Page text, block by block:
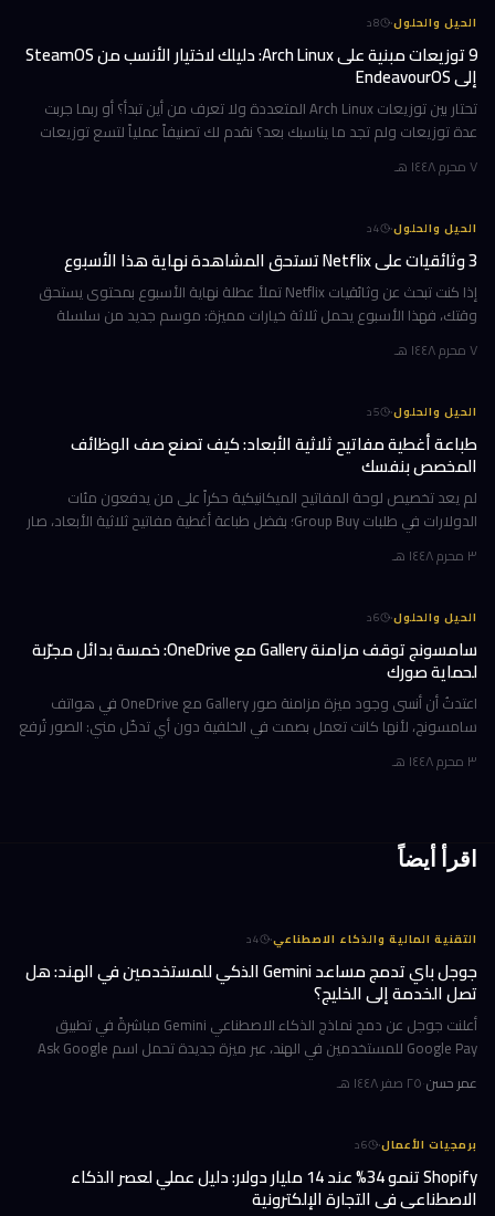
الحيل والحلول·
8د
9 توزيعات مبنية على Arch Linux: دليلك لاختيار الأنسب من SteamOS
إلى EndeavourOS
تحتار بين توزيعات Arch Linux المتعددة ولا تعرف من أين تبدأ؟ أو ربما جربت
عدة توزيعات ولم تجد ما يناسبك بعد؟ نقدم لك تصنيفاً عملياً لتسع توزيعات
٧ محرم ١٤٤٨ هـ
الحيل والحلول·
4د
3 وثائقيات على Netflix تستحق المشاهدة نهاية هذا الأسبوع
إذا كنت تبحث عن وثائقيات Netflix تملأ عطلة نهاية الأسبوع بمحتوى يستحق
وقتك، فهذا الأسبوع يحمل ثلاثة خيارات مميزة: موسم جديد من سلسلة
٧ محرم ١٤٤٨ هـ
الحيل والحلول·
5د
طباعة أغطية مفاتيح ثلاثية الأبعاد: كيف تصنع صف الوظائف
المخصص بنفسك
لم يعد تخصيص لوحة المفاتيح الميكانيكية حكراً على من يدفعون مئات
الدولارات في طلبات Group Buy؛ بفضل طباعة أغطية مفاتيح ثلاثية الأبعاد، صار
٣ محرم ١٤٤٨ هـ
الحيل والحلول·
6د
سامسونج توقف مزامنة Gallery مع OneDrive: خمسة بدائل مجرّبة
لحماية صورك
اعتدتُ أن أنسى وجود ميزة مزامنة صور Gallery مع OneDrive في هواتف
سامسونج، لأنها كانت تعمل بصمت في الخلفية دون أي تدخّل مني: الصور تُرفع
٣ محرم ١٤٤٨ هـ
اقرأ أيضاً
التقنية المالية والذكاء الاصطناعي·
4د
جوجل باي تدمج مساعد Gemini الذكي للمستخدمين في الهند: هل
تصل الخدمة إلى الخليج؟
أعلنت جوجل عن دمج نماذج الذكاء الاصطناعي Gemini مباشرةً في تطبيق
Google Pay للمستخدمين في الهند، عبر ميزة جديدة تحمل اسم Ask Google
عمر حسن·٢٥ صفر ١٤٤٨ هـ
برمجيات الأعمال·
6د
Shopify تنمو 34% عند 14 مليار دولار: دليل عملي لعصر الذكاء
الاصطناعي في التجارة الإلكترونية